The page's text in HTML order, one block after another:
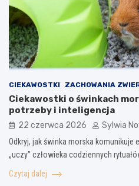
CIEKAWOSTKI ZACHOWANIA
Ciekawostki o świnkach
potrzeby i inteligencja
22 czerwca 2026 Sylwia
Odkryj, jak świnka morska
„uczy” człowieka codziennych
Czytaj dalej